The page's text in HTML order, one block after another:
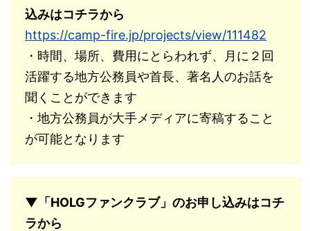
込みはコチラから
https://camp-fire.jp/projects/view/111482
・時間、場所、費用にとらわれず、月に２回
活躍する地方公務員や首長、著名人のお話を
聞くことができます
・地方公務員が大手メディアに寄稿すること
が可能となります
▼「HOLGファンクラブ」のお申し込みはコチ
ラから